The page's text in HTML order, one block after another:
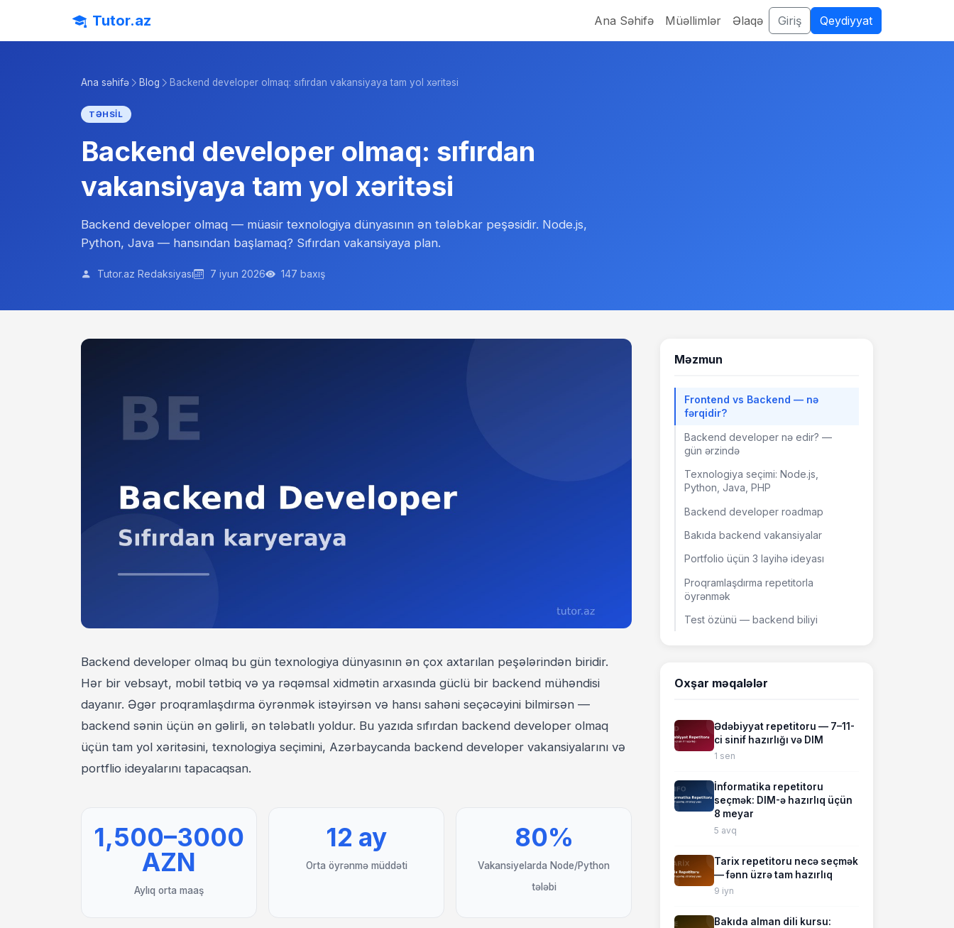
Tutor.az Ana Səhifə Müəllimlər Əlaqə Giriş Qeydiyyat
Ana səhifə Blog Backend developer olmaq: sıfırdan vakansiyaya tam yol xəritəsi
TƏHSIL
Backend developer olmaq: sıfırdan
vakansiyaya tam yol xəritəsi
Backend developer olmaq — müasir texnologiya dünyasının ən tələbkar peşəsidir. Node.js,
Python, Java — hansından başlamaq? Sıfırdan vakansiyaya plan.
Tutor.az Redaksiyası 7 iyun 2026 147 baxış
Backend developer olmaq bu gün texnologiya dünyasının ən çox axtarılan peşələrindən biridir.
Hər bir vebsayt, mobil tətbiq və ya rəqəmsal xidmətin arxasında güclü bir backend mühəndisi
dayanır. Əgər proqramlaşdırma öyrənmək istəyirsən və hansı sahəni seçəcəyini bilmirsən —
backend sənin üçün ən gəlirli, ən tələbatlı yoldur. Bu yazıda sıfırdan backend developer olmaq
üçün tam yol xəritəsini, texnologiya seçimini, Azərbaycanda backend developer vakansiyalarını və
portflio ideyalarını tapacaqsan.
1,500–3000
AZN
Aylıq orta maaş
12 ay
Orta öyrənmə müddəti
80%
Vakansiyelarda Node/Python
tələbi
Məzmun
Frontend vs Backend — nə
fərqidir?
Backend developer nə edir? —
gün ərzində
Texnologiya seçimi: Node.js,
Python, Java, PHP
Backend developer roadmap
Bakıda backend vakansiyalar
Portfolio üçün 3 layihə ideyası
Proqramlaşdırma repetitorla
öyrənmək
Test özünü — backend biliyi
Oxşar məqalələr
Ədəbiyyat repetitoru — 7–11-
ci sinif hazırlığı və DIM
1 sen
İnformatika repetitoru
seçmək: DIM-ə hazırlıq üçün
8 meyar
5 avq
Tarix repetitoru necə seçmək
— fənn üzrə tam hazırlıq
9 iyn
Bakıda alman dili kursu: